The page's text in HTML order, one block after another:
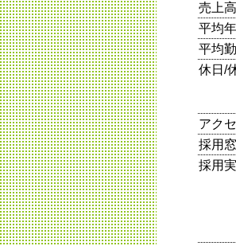
売上
平均
平均
休日/
アク
採用
採用